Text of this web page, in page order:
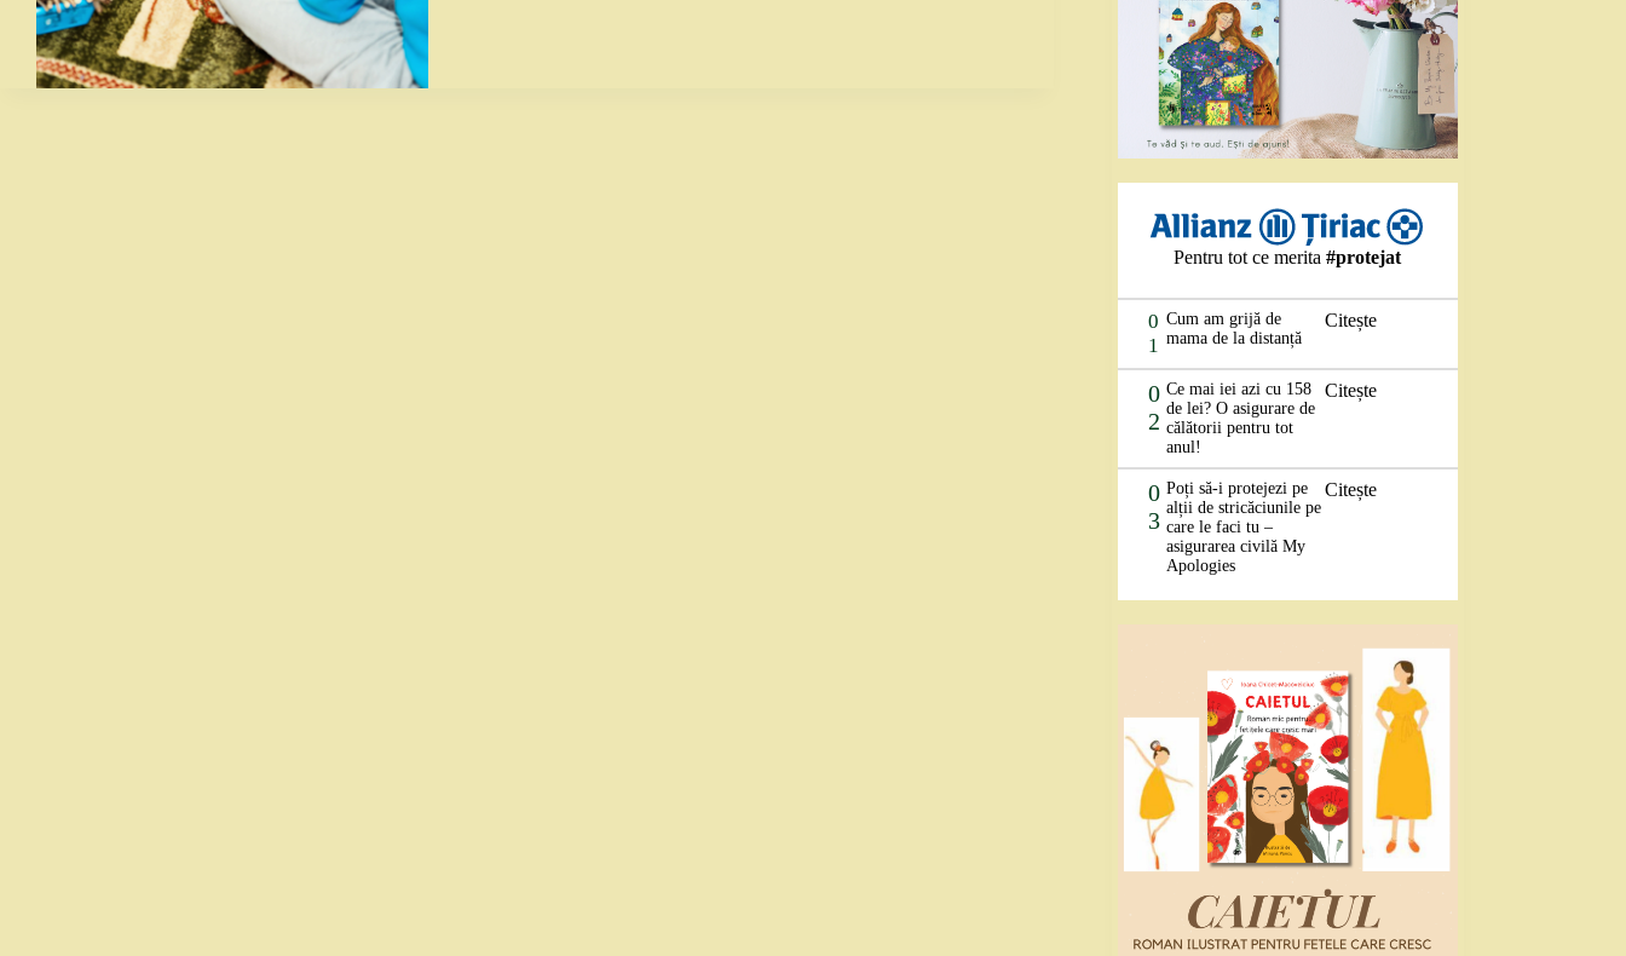
Pentru tot ce merita#protejat
0
1
Cum am grijă de
mama de la distanță
Citește
0
2
Ce mai iei azi cu 158
de lei? O asigurare de
călătorii pentru tot
anul!
Citește
0
3
Poți să-i protejezi pe
alții de stricăciunile pe
care le faci tu –
asigurarea civilă My
Apologies
Citește